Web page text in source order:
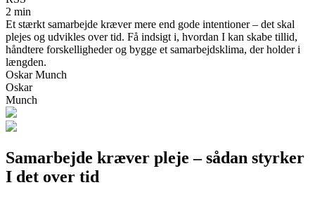
2 min
Et stærkt samarbejde kræver mere end gode intentioner – det skal
plejes og udvikles over tid. Få indsigt i, hvordan I kan skabe tillid,
håndtere forskelligheder og bygge et samarbejdsklima, der holder i
længden.
Oskar Munch
Oskar
Munch
Samarbejde kræver pleje – sådan styrker
I det over tid